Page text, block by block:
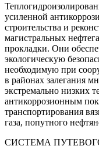
усиленной
строительства и
магистральных
прокладки. Они
экологическую
необходимую при
в районах залегания
экстремально низких
антикоррозионным
транспортирования
газа, попутного
СИСТЕМА